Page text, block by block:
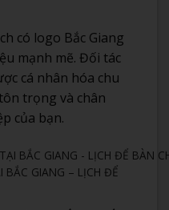
có logo Bắc Giang
mạnh mẽ. Đối tác
cá nhân hóa chu
trọng và chân
của bạn.
GIANG – LỊCH ĐỂ